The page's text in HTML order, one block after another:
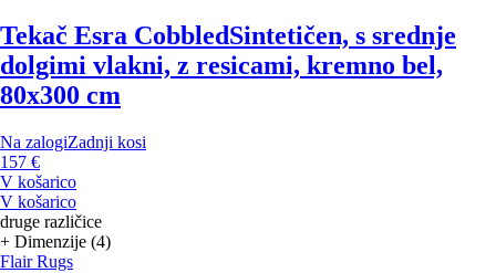
Tekač Esra CobbledSintetičen, s srednje
dolgimi vlakni, z resicami, kremno bel,
80x300 cm
Na zalogiZadnji kosi
157 €
V košarico
V košarico
druge različice
+ Dimenzije (4)
Flair Rugs